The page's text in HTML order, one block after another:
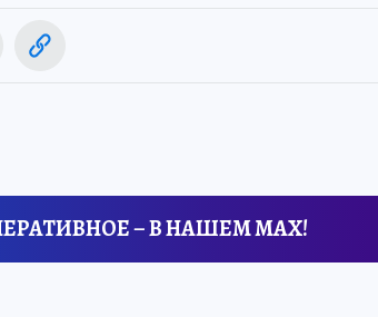
– В НАШЕМ MAX!